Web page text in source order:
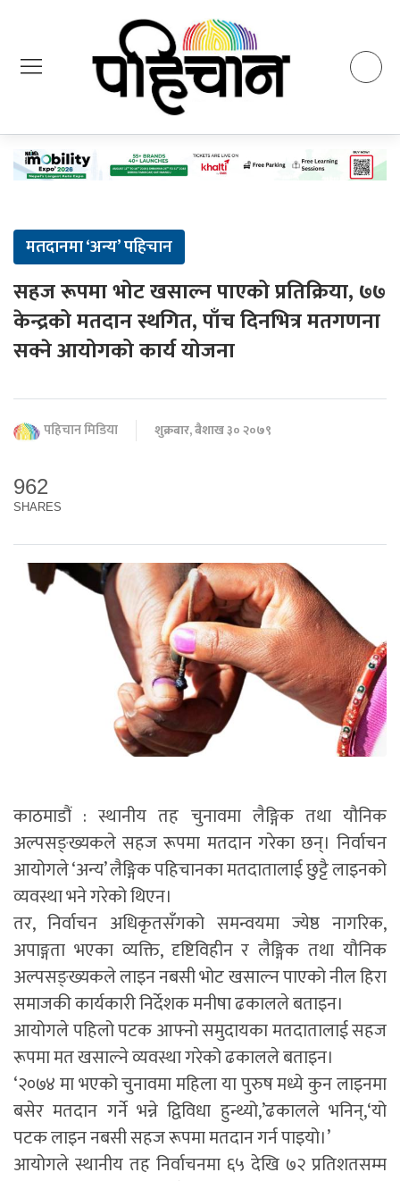
मतदानमा ‘अन्य’ पहिचान
सहज रूपमा भोट खसाल्न पाएको प्रतिक्रिया, ७७
केन्द्रको मतदान स्थगित, पाँच दिनभित्र मतगणना
सक्ने आयोगको कार्य योजना
पहिचान मिडिया शुक्रबार, बैशाख ३० २०७९
962
SHARES
काठमाडौं : स्थानीय तह चुनावमा लैङ्गिक तथा यौनिक
अल्पसङ्ख्यकले सहज रूपमा मतदान गरेका छन्। निर्वाचन
आयोगले ‘अन्य’ लैङ्गिक पहिचानका मतदातालाई छुट्टै लाइनको
व्यवस्था भने गरेको थिएन।
तर, निर्वाचन अधिकृतसँगको समन्वयमा ज्येष्ठ नागरिक,
अपाङ्गता भएका व्यक्ति, दृष्टिविहीन र लैङ्गिक तथा यौनिक
अल्पसङ्ख्यकले लाइन नबसी भोट खसाल्न पाएको नील हिरा
समाजकी कार्यकारी निर्देशक मनीषा ढकालले बताइन।
आयोगले पहिलो पटक आफ्नो समुदायका मतदातालाई सहज
रूपमा मत खसाल्ने व्यवस्था गरेको ढकालले बताइन।
‘२०७४ मा भएको चुनावमा महिला या पुरुष मध्ये कुन लाइनमा
बसेर मतदान गर्ने भन्ने द्विविधा हुन्थ्यो,’ढकालले भनिन्,‘यो
पटक लाइन नबसी सहज रूपमा मतदान गर्न पाइयो।’
आयोगले स्थानीय तह निर्वाचनमा ६५ देखि ७२ प्रतिशतसम्म